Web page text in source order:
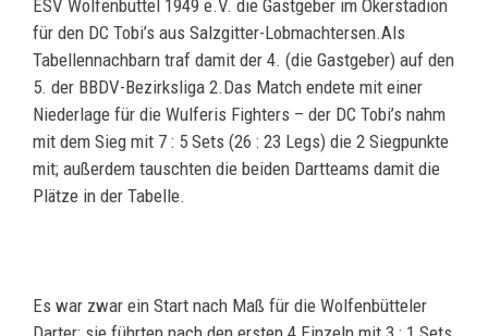
ESV Wolfenbüttel 1949 e.V. die Gastgeber im Okerstadion
für den DC Tobi’s aus Salzgitter-Lobmachtersen.Als
Tabellennachbarn traf damit der 4. (die Gastgeber) auf den
5. der BBDV-Bezirksliga 2.Das Match endete mit einer
Niederlage für die Wulferis Fighters – der DC Tobi’s nahm
mit dem Sieg mit 7 : 5 Sets (26 : 23 Legs) die 2 Siegpunkte
mit; außerdem tauschten die beiden Dartteams damit die
Plätze in der Tabelle.
Es war zwar ein Start nach Maß für die Wolfenbütteler